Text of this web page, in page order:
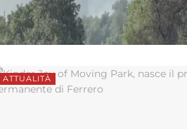
ATTUALITÀ